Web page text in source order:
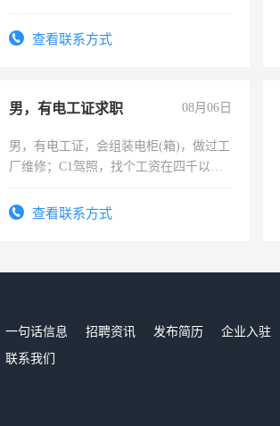
有高低压电工证和十几年工作经验
查看联系方式
男，有电工证求职 08月06日
男，有电工证，会组装电柜(箱)，做过工
厂维修；C1驾照，找个工资在四千以
电话查看联系方式
一句话信息 招聘资讯 发布简历 企业入驻
联系我们